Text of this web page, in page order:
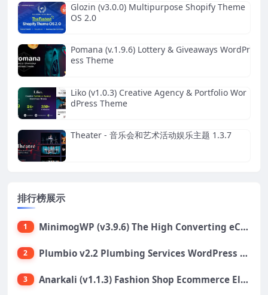
Glozin (v3.0.0) Multipurpose Shopify Theme
OS 2.0
Pomana (v.1.9.6) Lottery & Giveaways WordPr
ess Theme
Liko (v1.0.3) Creative Agency & Portfolio Wor
dPress Theme
Theater - 音乐会和艺术活动娱乐主题 1.3.7
排行榜展示
1 MinimogWP (v3.9.6) The High Converting eCommerce WordPress Theme
2 Plumbio v2.2 Plumbing Services WordPress Theme
3 Anarkali (v1.1.3) Fashion Shop Ecommerce Elementor Theme